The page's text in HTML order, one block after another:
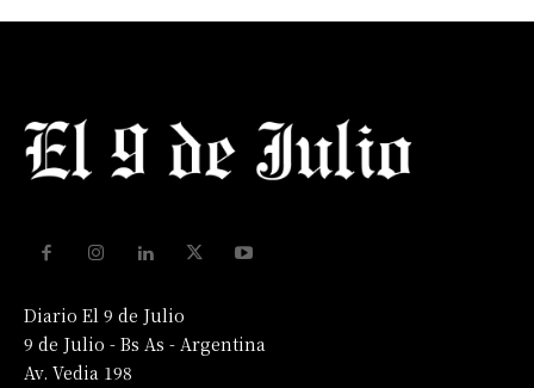
Diario El 9 de Julio
9 de Julio - Bs As - Argentina
Av. Vedia 198